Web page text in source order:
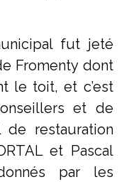
fut jeté
Fromenty dont
le toit, et c’est
et de
restauration
et Pascal
par les